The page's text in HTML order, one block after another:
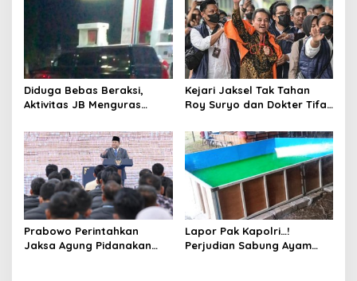
Diduga Bebas Beraksi,
Aktivitas JB Menguras
Bojonegoro Jadi Sorotan
Warga
Kejari Jaksel Tak Tahan
Roy Suryo dan Dokter Tifa,
Keluarga dan Kepastian
Hukum
Prabowo Perintahkan
Jaksa Agung Pidanakan
Lapor Pak Kapolri…!
Perjudian Sabung Ayam